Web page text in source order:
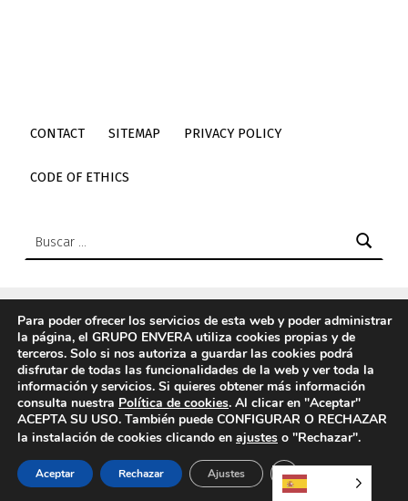
MENU
CONTACT SITEMAP PRIVACY POLICY
CODE OF ETHICS
© 2026Envera |UsingIcelander WordPresstheme.|Back
to top ↑
Enlace a Twitter de enveraEnlace a Youtube de enveraWebMan Design videos on VimeoEnlace a LinkedIn de enveraEnlace a Instagram de enveraEnlace a TikTok de enveraElemento del menú Back to top ↑
Para poder ofrecer los servicios de esta web y poder administrar
la página, el GRUPO ENVERA utiliza cookies propias y de
terceros. Solo si nos autoriza a guardar las cookies podrá
disfrutar de todas las funcionalidades de la web y ver toda la
información y servicios. Si quieres obtener más información
consulta nuestra Política de cookies. Al clicar en "Aceptar"
ACEPTA SU USO. También puede CONFIGURAR O RECHAZAR
la instalación de cookies clicando en ajustes o "Rechazar".
Aceptar Rechazar Ajustes CERRAR EL